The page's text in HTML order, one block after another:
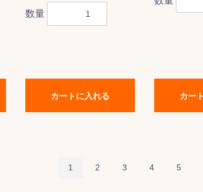
数量
カートに入れる カー
1 2 3 4 5